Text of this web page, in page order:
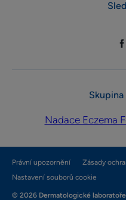
Nadace Eczema
Právní upozornění
Zásady
Nastavení souborů cookie
© 2026 Dermatologické